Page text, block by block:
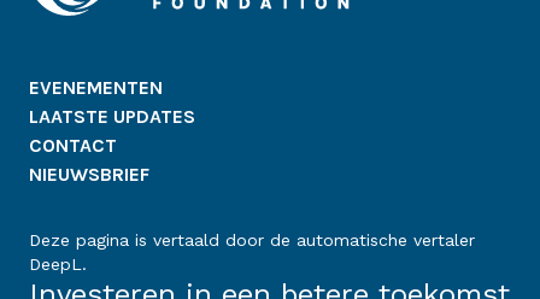
EVENEMENTEN
LAATSTE UPDATES
CONTACT
NIEUWSBRIEF
Deze pagina is vertaald door de automatische vertaler
DeepL.